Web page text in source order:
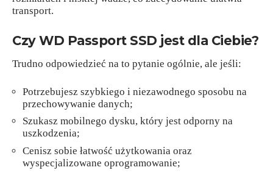
transport.
Czy WD Passport SSD jest dla Ciebie?
Trudno odpowiedzieć na to pytanie ogólnie, ale jeśli:
Potrzebujesz szybkiego i niezawodnego sposobu na
przechowywanie danych;
Szukasz mobilnego dysku, który jest odporny na
uszkodzenia;
Cenisz sobie łatwość użytkowania oraz
wyspecjalizowane oprogramowanie;